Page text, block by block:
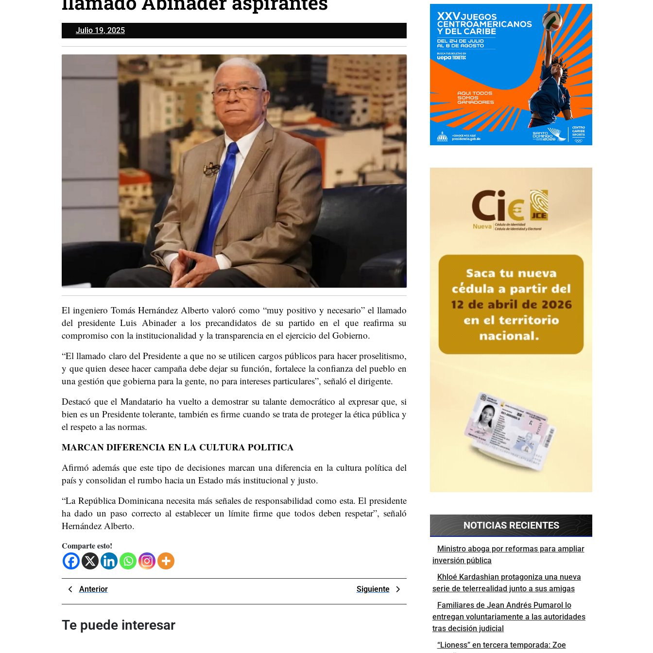
Julio 19, 2025Julio
19,
2025
El ingeniero Tomás Hernández Alberto valoró como “muy positivo y necesario” el llamado
del presidente Luis Abinader a los precandidatos de su partido en el que reafirma su
compromiso con la institucionalidad y la transparencia en el ejercicio del Gobierno.
“El llamado claro del Presidente a que no se utilicen cargos públicos para hacer proselitismo,
y que quien desee hacer campaña debe dejar su función, fortalece la confianza del pueblo en
una gestión que gobierna para la gente, no para intereses particulares”, señaló el dirigente.
Destacó que el Mandatario ha vuelto a demostrar su talante democrático al expresar que, si
bien es un Presidente tolerante, también es firme cuando se trata de proteger la ética pública y
el respeto a las normas.
MARCAN DIFERENCIA EN LA CULTURA POLITICA
Afirmó además que este tipo de decisiones marcan una diferencia en la cultura política del
país y consolidan el rumbo hacia un Estado más institucional y justo.
“La República Dominicana necesita más señales de responsabilidad como esta. El presidente
ha dado un paso correcto al establecer un límite firme que todos deben respetar”, señaló
Hernández Alberto.
Comparte esto!
Navegación
de
entradas
AnteriorPrevious
Siguiente
Te puede interesar
NOTICIAS RECIENTES
Ministro aboga por reformas para ampliar
inversión pública
Khloé Kardashian protagoniza una nueva
serie de telerrealidad junto a sus amigas
Familiares de Jean Andrés Pumarol lo
entregan voluntariamente a las autoridades
tras decisión judicial
“Lioness” en tercera temporada: Zoe